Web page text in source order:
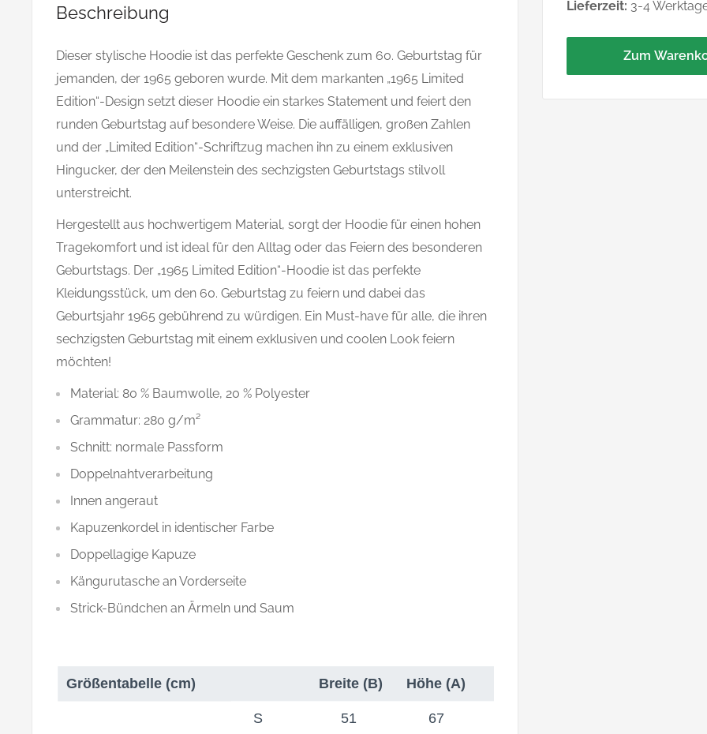
Lieferzeit: 3-4
Zum
Beschreibung
Dieser stylische Hoodie ist das perfekte Geschenk zum 60. Geburtstag für
jemanden, der 1965 geboren wurde. Mit dem markanten „1965 Limited
Edition“-Design setzt dieser Hoodie ein starkes Statement und feiert den
runden Geburtstag auf besondere Weise. Die auffälligen, großen Zahlen
und der „Limited Edition“-Schriftzug machen ihn zu einem exklusiven
Hingucker, der den Meilenstein des sechzigsten Geburtstags stilvoll
unterstreicht.
Hergestellt aus hochwertigem Material, sorgt der Hoodie für einen hohen
Tragekomfort und ist ideal für den Alltag oder das Feiern des besonderen
Geburtstags. Der „1965 Limited Edition“-Hoodie ist das perfekte
Kleidungsstück, um den 60. Geburtstag zu feiern und dabei das
Geburtsjahr 1965 gebührend zu würdigen. Ein Must-have für alle, die ihren
sechzigsten Geburtstag mit einem exklusiven und coolen Look feiern
möchten!
Material: 80 % Baumwolle, 20 % Polyester
Grammatur: 280 g/m²
Schnitt: normale Passform
Doppelnahtverarbeitung
Innen angeraut
Kapuzenkordel in identischer Farbe
Doppellagige Kapuze
Kängurutasche an Vorderseite
Strick-Bündchen an Ärmeln und Saum